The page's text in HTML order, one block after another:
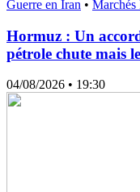
Guerre en Iran • Marchés
Hormuz : Un
pétrole chute mais
04/08/2026 • 19:30